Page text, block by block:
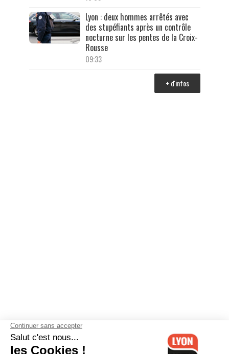
Lyon : deux hommes arrêtés avec
des stupéfiants après un contrôle
nocturne sur les pentes de la Croix-
Rousse
09:33
+ d'infos